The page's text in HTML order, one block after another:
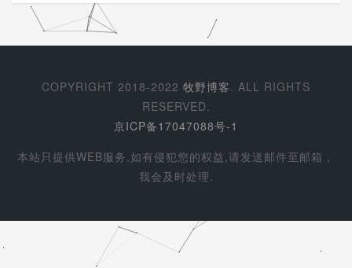
COPYRIGHT 2018-2022 牧野博客. ALL RIGHTS
RESERVED.
京ICP备17047088号-1
本站只提供WEB服务,如有侵犯您的权益,请发送邮件至邮箱，
我会及时处理.